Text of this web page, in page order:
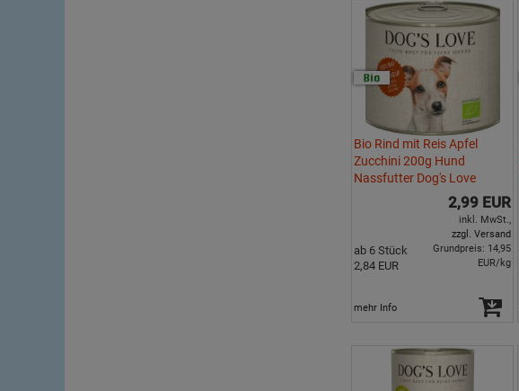
Bio Rind mit Reis Apfel
Zucchini 200g Hund
Nassfutter Dog's Love
2,99 EUR
inkl. MwSt.,
zzgl. Versand
ab 6 Stück
2,84 EUR
Grundpreis: 14,95
EUR/kg
mehr Info